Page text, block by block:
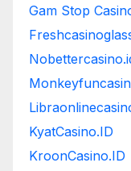
Gam Stop
KyatCasino.ID
KroonCasino.ID